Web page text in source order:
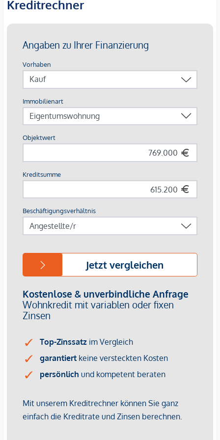
Dachgeschosswohnung, die urbanes Lebensgefühl mit
eröffnet sich hier auf ca. 91,03 m² Wohnfläche ein klar
zwei sonnigen Terrassen über Wien, die dem Alltag eine
spürbare Leichtigkeit verleihen.
Schon beim Betreten sorgt der Vorraum für eine klare
Orientierung: Alle Räume sind zentral begehbar und
schaffen eine Aufteilung, die Privatsphäre, Wohnkomfort
und flexible Nutzung ideal miteinander verbindet.
Gleichzeitig bietet die Dachgeschosswohnung vielseitiges
Potenzial zur individuellen Gestaltung und lässt sich nach
eigenen Vorstellungen zeitgemäß modernisieren. Ein
zusätzlicher Vorteil: Im WEG-Vertrag ist bereits festgehalten,
dass eine Klimaanlage am Dach angebracht werden darf -
wodurch keine Platzierung auf der Terrasse erforderlich ist.
Links vom Vorraum befindet sich das erste Zimmer - flexibel
persönlicher Rückzugsort. Der Zugang zur Terrasse verleiht
diesem Zimmer eine eigene Wohnqualität: Der Blick öffnet
Schritten steht man draußen - in einemprivaten Refugium
über die Stadt.
Fenster hell und einladend wirkt. Der schöne Ausblick
Kaffee, Kochen und ruhige Momente zwischendurch.
Wohnbereich, der mit seiner einladenden Ausstrahlung und
demdirekten Bezug zur Innenhofterrasseüberzeugt.
Kreditrechner